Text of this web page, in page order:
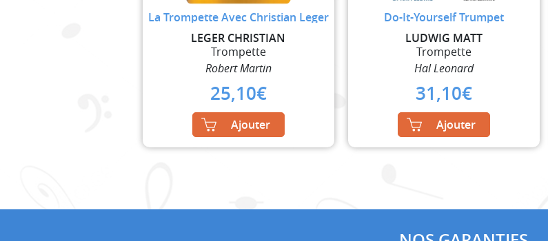
La Trompette Avec Christian Leger
LEGER CHRISTIAN
Trompette
Robert Martin
25,10€
Ajouter
Do-It-Yourself Trumpet
LUDWIG MATT
Trompette
Hal Leonard
31,10€
Ajouter